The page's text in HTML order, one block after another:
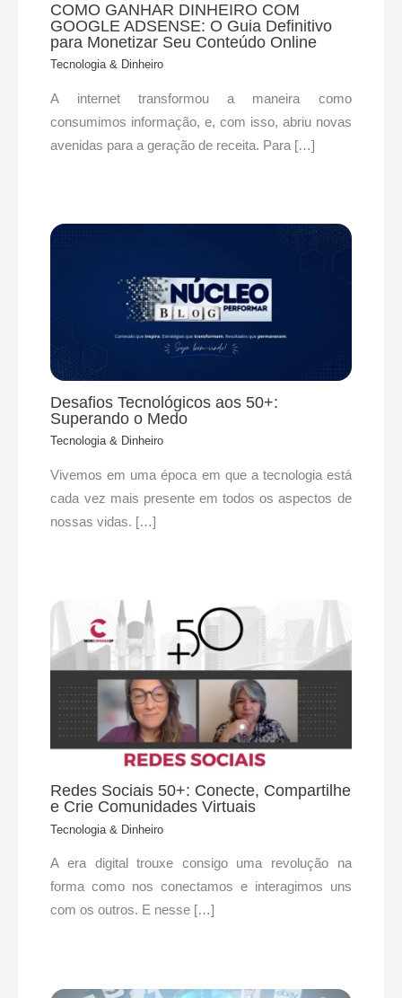
COMO GANHAR DINHEIRO COM
GOOGLE ADSENSE: O Guia Definitivo
para Monetizar Seu Conteúdo Online
Tecnologia & Dinheiro
A internet transformou a maneira como
consumimos informação, e, com isso, abriu novas
avenidas para a geração de receita. Para […]
Desafios Tecnológicos aos 50+:
Superando o Medo
Tecnologia & Dinheiro
Vivemos em uma época em que a tecnologia está
cada vez mais presente em todos os aspectos de
nossas vidas. […]
Redes Sociais 50+: Conecte, Compartilhe
e Crie Comunidades Virtuais
Tecnologia & Dinheiro
A era digital trouxe consigo uma revolução na
forma como nos conectamos e interagimos uns
com os outros. E nesse […]